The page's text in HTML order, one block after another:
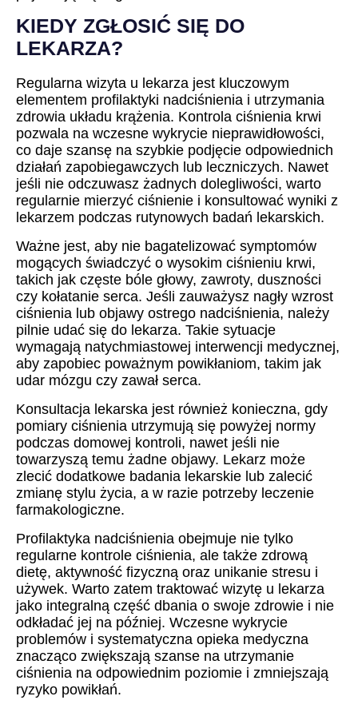
KIEDY ZGŁOSIĆ SIĘ DO
LEKARZA?
Regularna wizyta u lekarza jest kluczowym
elementem profilaktyki nadciśnienia i utrzymania
zdrowia układu krążenia. Kontrola ciśnienia krwi
pozwala na wczesne wykrycie nieprawidłowości,
co daje szansę na szybkie podjęcie odpowiednich
działań zapobiegawczych lub leczniczych. Nawet
jeśli nie odczuwasz żadnych dolegliwości, warto
regularnie mierzyć ciśnienie i konsultować wyniki z
lekarzem podczas rutynowych badań lekarskich.
Ważne jest, aby nie bagatelizować symptomów
mogących świadczyć o wysokim ciśnieniu krwi,
takich jak częste bóle głowy, zawroty, duszności
czy kołatanie serca. Jeśli zauważysz nagły wzrost
ciśnienia lub objawy ostrego nadciśnienia, należy
pilnie udać się do lekarza. Takie sytuacje
wymagają natychmiastowej interwencji medycznej,
aby zapobiec poważnym powikłaniom, takim jak
udar mózgu czy zawał serca.
Konsultacja lekarska jest również konieczna, gdy
pomiary ciśnienia utrzymują się powyżej normy
podczas domowej kontroli, nawet jeśli nie
towarzyszą temu żadne objawy. Lekarz może
zlecić dodatkowe badania lekarskie lub zalecić
zmianę stylu życia, a w razie potrzeby leczenie
farmakologiczne.
Profilaktyka nadciśnienia obejmuje nie tylko
regularne kontrole ciśnienia, ale także zdrową
dietę, aktywność fizyczną oraz unikanie stresu i
używek. Warto zatem traktować wizytę u lekarza
jako integralną część dbania o swoje zdrowie i nie
odkładać jej na później. Wczesne wykrycie
problemów i systematyczna opieka medyczna
znacząco zwiększają szanse na utrzymanie
ciśnienia na odpowiednim poziomie i zmniejszają
ryzyko powikłań.